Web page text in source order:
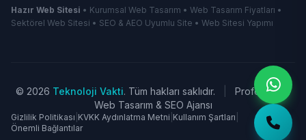
Hazır Web Sitesi • Kurumsal Web Tasarım • Web Tasarım Fiyatları •
Sektörel Web Sitesi • SEO & AEO Uyumlu Site • Web Sitesi Yapımı
© 2026 Teknoloji Vakti. Tüm hakları saklıdır.
Profesyonel
Web Tasarım & SEO Ajansı
Gizlilik Politikası KVKK Aydınlatma Metni Kullanım Şartları
Önemli Bağlantılar